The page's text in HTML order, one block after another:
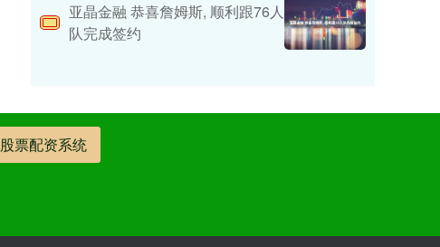
亚晶金融 恭喜詹姆斯, 顺利跟76人
队完成签约
股票配资系统